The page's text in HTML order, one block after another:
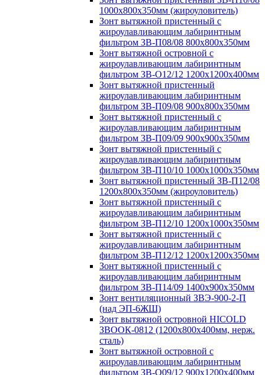
1000х800х350мм (жироуловитель)
Зонт вытяжной пристенный с
жироулавливающим лабиринтным
фильтром ЗВ-П08/08 800х800х350мм
Зонт вытяжной островной с
жироулавливающим лабиринтным
фильтром ЗВ-О12/12 1200х1200х400мм
Зонт вытяжной пристенный
жироулавливающим лабиринтным
фильтром ЗВ-П09/08 900х800х350мм
Зонт вытяжной пристенный с
жироулавливающим лабиринтным
фильтром ЗВ-П09/09 900х900х350мм
Зонт вытяжной пристенный с
жироулавливающим лабиринтным
фильтром ЗВ-П10/10 1000х1000х350мм
Зонт вытяжной пристенный ЗВ-П12/08
1200х800х350мм (жироуловитель)
Зонт вытяжной пристенный с
жироулавливающим лабиринтным
фильтром ЗВ-П12/10 1200х1000х350мм
Зонт вытяжной пристенный с
жироулавливающим лабиринтным
фильтром ЗВ-П12/12 1200х1200х350мм
Зонт вытяжной пристенный с
жироулавливающим лабиринтным
фильтром ЗВ-П14/09 1400х900х350мм
Зонт вентиляционный ЗВЭ-900-2-П
(над ЭП-6ЖШ)
Зонт вытяжной островной HICOLD
ЗВООК-0812 (1200х800x400мм, нерж.
сталь)
Зонт вытяжной островной с
жироулавливающим лабиринтным
фильтром ЗВ-О09/12 900х1200х400мм